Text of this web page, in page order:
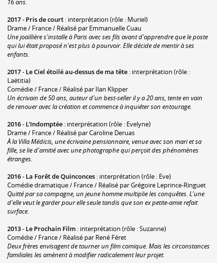
16 ans.
2017- Pris de court : interprétation (rôle : Muriel)
Drame / France / Réalisé par Emmanuelle Cuau
Une joaillière s'installe à Paris avec ses fils avant d'apprendre que le poste
qui lui était proposé n'est plus à pourvoir. Elle décide de mentir à ses
enfants.
2017- Le Ciel étoilé au-dessus de ma tête : interprétation (rôle :
Laëtitia)
Comédie / France / Réalisé par Ilan Klipper
Un écrivain de 50 ans, auteur d'un best-seller il y a 20 ans, tente en vain
de renouer avec la création et commence à inquiéter son entourage.
2016- L'Indomptée : interprétation (rôle : Evelyne)
Drame / France / Réalisé par Caroline Deruas
À la Villa Médicis, une écrivaine pensionnaire, venue avec son mari et sa
fille, se lie d'amitié avec une photographe qui perçoit des phénomènes
étranges.
2016- La Forêt de Quinconces : interprétation (rôle : Eve)
Comédie dramatique / France / Réalisé par Grégoire Leprince-Ringuet
Quitté par sa compagne, un jeune homme multiplie les conquêtes. L'une
d'elle veut le garder pour elle seule tandis que son ex petite-amie refait
surface.
2013- Le Prochain Film : interprétation (rôle : Suzanne)
Comédie / France / Réalisé par René Féret
Deux frères envisagent de tourner un film comique. Mais les circonstances
familiales les amènent à modifier radicalement leur projet.